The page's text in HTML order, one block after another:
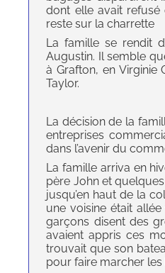
dont elle avait refusé
reste sur la charrette
La famille se rendit
Augustin. Il semble
à Grafton, en Virginie
Taylor.
La décision de la
entreprises
dans l’avenir du
La famille arriva en
père John et
jusqu’en haut de la
une voisine était
garçons disent des
avaient appris ces
trouvait que son
pour faire marcher